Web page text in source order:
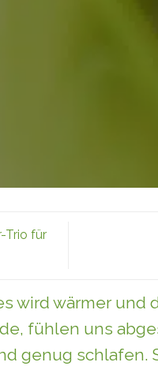
wird wärmer und
fühlen uns
genug schlafen.
Trio für